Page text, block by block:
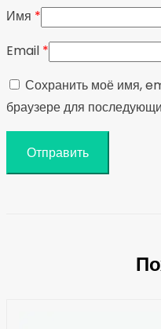
Имя *
Email *
Сохранить моё имя,
браузере для